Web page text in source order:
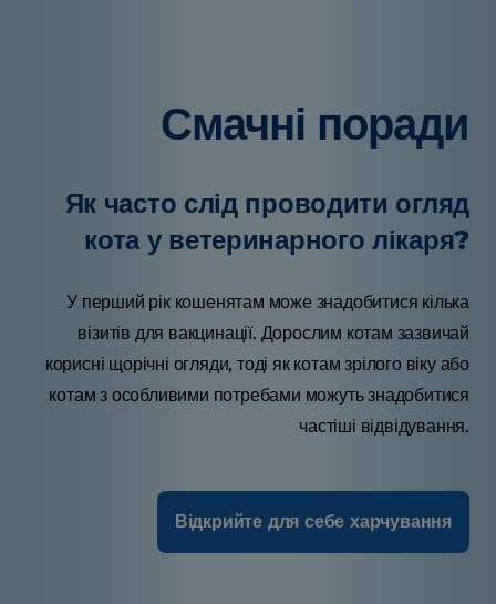
Смачні поради
Як часто слід проводити огляд
кота у ветеринарного лікаря?
У перший рік кошенятам може знадобитися кілька
візитів для вакцинації. Дорослим котам зазвичай
корисні щорічні огляди, тоді як котам зрілого віку або
котам з особливими потребами можуть знадобитися
частіші відвідування.
Відкрийте для себе харчування